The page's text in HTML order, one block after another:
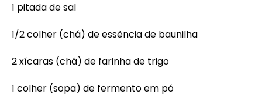
1 pitada de sal
1/2 colher (chá) de essência de baunilha
2 xícaras (chá) de farinha de trigo
1 colher (sopa) de fermento em pó